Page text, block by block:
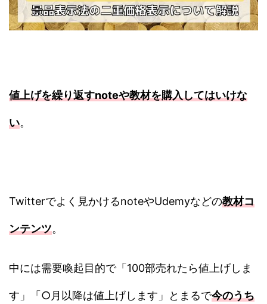
値上げを繰り返すnoteや教材を購入してはいけな
い。
Twitterでよく見かけるnoteやUdemyなどの教材コ
ンテンツ。
中には需要喚起目的で「100部売れたら値上げしま
す」「○月以降は値上げします」とまるで今のうち